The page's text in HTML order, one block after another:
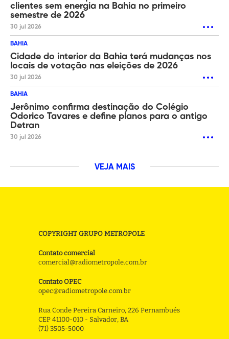
clientes sem energia na Bahia no primeiro
semestre de 2026
30 jul 2026
BAHIA
Cidade do interior da Bahia terá mudanças nos
locais de votação nas eleições de 2026
30 jul 2026
BAHIA
Jerônimo confirma destinação do Colégio
Odorico Tavares e define planos para o antigo
Detran
30 jul 2026
VEJA MAIS
COPYRIGHT GRUPO METROPOLE
Contato comercial
comercial@radiometropole.com.br
Contato OPEC
opec@radiometropole.com.br
Rua Conde Pereira Carneiro, 226 Pernambués
CEP 41100-010 - Salvador, BA
(71) 3505-5000